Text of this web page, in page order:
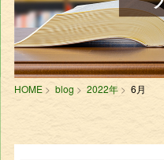
HOME blog 2022年 6月